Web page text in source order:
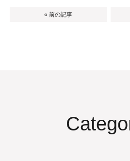
« 前の記事